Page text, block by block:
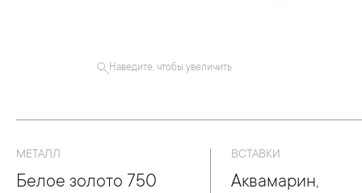
Наведите, чтобы увеличить
МЕТАЛЛ
Белое золото 750
ВСТАВКИ
Аквамарин,